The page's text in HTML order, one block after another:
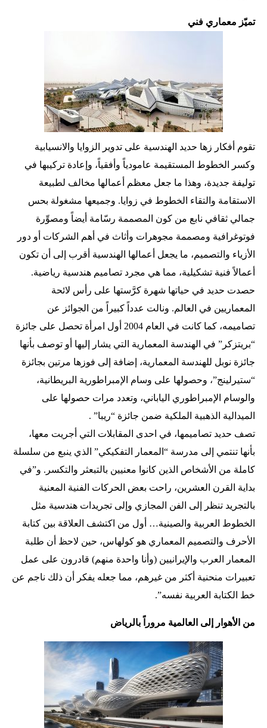
تميّز معماري فني
تقوم أفكار زها حديد الهندسية على تدوير الزوايا والانسيابية
وكسر الخطوط المستقيمة عامودياً وأفقياً، وإعادة تركيبها في
توليفة جديدة، وهذا ما جعل معظم أعمالها مخالف لطبيعة
الاستقامة والتقاء الخطوط في زوايا. وجميعها مشغولة بحس
جمالي ثقافي نابع من كون المصممة رسّامة أيضاً ومصوِّرة
فوتوغرافية ومصممة مجوهرات وأثاث في أهم الشركات أو دور
الأزياء والتصميم، ما يجعل أعمالها الهندسية أقرب إلى أن تكون
أعمالاً فنية تشكيلية، مما هي مجرد تصاميم هندسية رياضية.
حصدت حديد في حياتها شهرة كرَّستها على رأس لائحة
المعماريين في العالم. ونالت عدداً كبيراً من الجوائز عن
تصاميمه، كما كانت في العام 2004 أول امرأة تحصل على جائزة
“بريتزكر” في الهندسة المعمارية التي يشار إليها أو توصف بأنها
جائزة نوبل للهندسة المعمارية، إضافة إلى فوزها مرتين بجائزة
“ستيرلينج”، وحصولها على وسام الإمبراطورية البريطانية،
والوسام الإمبراطوري الياباني، وتعدد مرات حصولها على
الميدالية الذهبية الملكية ضمن جائزة “ريبا” .
تصف حديد تصاميمها، في احدى المقابلات التي أجريت معها،
بأنها تنتمي إلى مدرسة “المعمار التفكيكي” الذي ينبع من سلسلة
كاملة من الأشخاص الذين كانوا معنيين بالتبعثر والتكسر. و”في
بداية القرن العشرين، راحت بعض الحركات الفنية المعنية
بالتجريد تنظر إلى الفن المجازي وإلى تجريدات هندسية مثل
الخطوط العربية والصينية… أول من اكتشف العلاقة بين كتابة
الأحرف والتصميم المعماري هو كولهاس، حين لاحظ أن طلبة
المعمار العرب والإيرانيين (وأنا واحدة منهم) قادرون على عمل
تعبيرات منحنية أكثر من غيرهم، مما جعله يفكر أن ذلك ناجم عن
خط الكتابة العربية نفسه”.
من الأهوار إلى العالمية مروراً بالرياض